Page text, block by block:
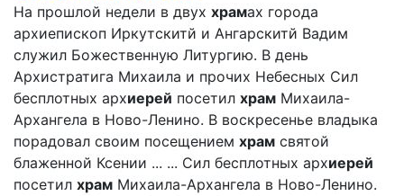
На прошлой недели в двух храмах города
архиепископ Иркутскитй и Ангарскитй Вадим
служил Божественную Литургию. В день
Архистратига Михаила и прочих Небесных Сил
бесплотных архиерей посетил храм Михаила-
Архангела в Ново-Ленино. В воскресенье владыка
порадовал своим посещением храм святой
блаженной Ксении ... ... Сил бесплотных архиерей
посетил храм Михаила-Архангела в Ново-Ленино.